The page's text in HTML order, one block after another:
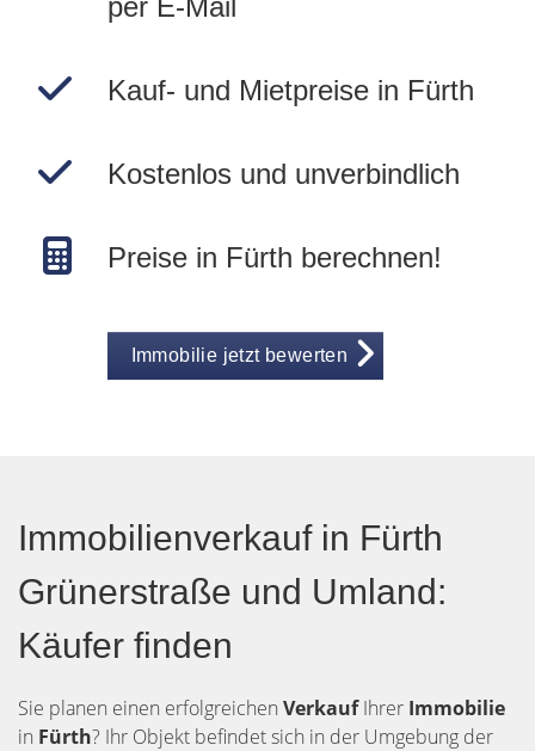
per E-Mail
Kauf- und Mietpreise in Fürth
Kostenlos und unverbindlich
Preise in Fürth berechnen!
Immobilie jetzt bewerten
Immobilienverkauf in Fürth
Grünerstraße und Umland:
Käufer finden
Sie planen einen erfolgreichen VerkaufIhrer Immobilie
in Fürth? Ihr Objekt befindet sich in der Umgebung der